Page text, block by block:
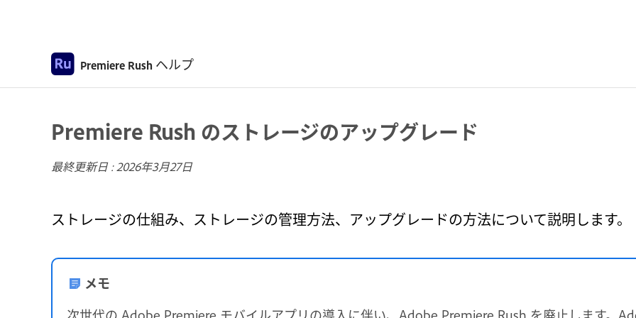
Premiere Rush ヘルプ
Premiere Rush のストレージのアップグレード
最終更新日 :2026年3月27日
ストレージの仕組み、ストレージの管理方法、アップグレードの方法について説明します。
メモ